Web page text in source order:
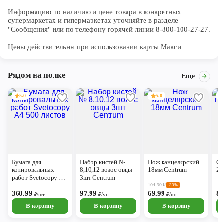
Информацию по наличию и цене товара в конкретных
супермаркетах и гипермаркетах уточняйте в разделе
"Сообщения" или по телефону горячей линии 8-800-100-27-27.
Цены действительны при использовании карты Макси.
Рядом на полке Ещё
5.0
Бумага для
копировальных
работ Svetocopy А4
360.99 ₽/шт
В корзину
Набор кистей №
8,10,12 волос овцы
3шт Centrum
97.99₽/уп
В корзину
5.0
Нож канцелярский
18мм Centrum
104.99₽ -33%
69.99₽/шт
В корзину